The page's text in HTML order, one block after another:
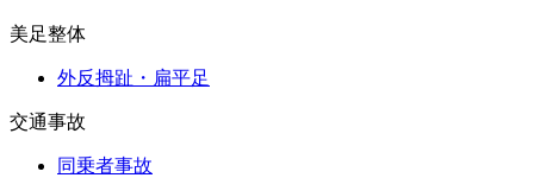
美足整体
外反拇趾・扁平足
交通事故
同乗者事故